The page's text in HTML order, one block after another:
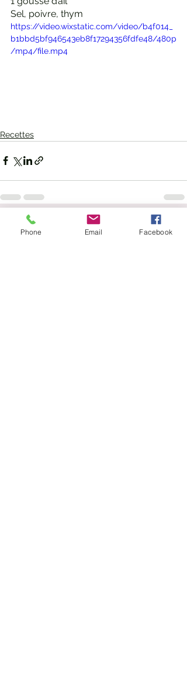
Sel, poivre, thym
https://video.wixstatic.com/video/b4f014_
b1bbd5bf946543eb8f17294356fdfe48/480p
/mp4/file.mp4
Recettes
Posts récents Voir tout
Phone Email Facebook